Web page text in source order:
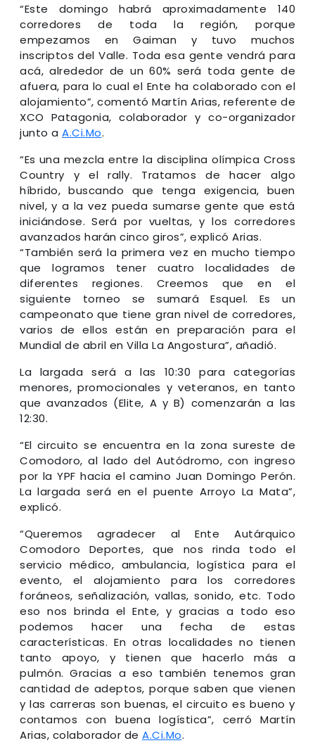
“Este domingo habrá aproximadamente 140
corredores de toda la región, porque
empezamos en Gaiman y tuvo muchos
inscriptos del Valle. Toda esa gente vendrá para
acá, alrededor de un 60% será toda gente de
afuera, para lo cual el Ente ha colaborado con el
alojamiento”, comentó Martín Arias, referente de
XCO Patagonia, colaborador y co-organizador
junto a A.Ci.Mo.
“Es una mezcla entre la disciplina olímpica Cross
Country y el rally. Tratamos de hacer algo
híbrido, buscando que tenga exigencia, buen
nivel, y a la vez pueda sumarse gente que está
iniciándose. Será por vueltas, y los corredores
avanzados harán cinco giros”, explicó Arias.
“También será la primera vez en mucho tiempo
que logramos tener cuatro localidades de
diferentes regiones. Creemos que en el
siguiente torneo se sumará Esquel. Es un
campeonato que tiene gran nivel de corredores,
varios de ellos están en preparación para el
Mundial de abril en Villa La Angostura”, añadió.
La largada será a las 10:30 para categorías
menores, promocionales y veteranos, en tanto
que avanzados (Elite, A y B) comenzarán a las
12:30.
“El circuito se encuentra en la zona sureste de
Comodoro, al lado del Autódromo, con ingreso
por la YPF hacia el camino Juan Domingo Perón.
La largada será en el puente Arroyo La Mata”,
explicó.
“Queremos agradecer al Ente Autárquico
Comodoro Deportes, que nos rinda todo el
servicio médico, ambulancia, logística para el
evento, el alojamiento para los corredores
foráneos, señalización, vallas, sonido, etc. Todo
eso nos brinda el Ente, y gracias a todo eso
podemos hacer una fecha de estas
características. En otras localidades no tienen
tanto apoyo, y tienen que hacerlo más a
pulmón. Gracias a eso también tenemos gran
cantidad de adeptos, porque saben que vienen
y las carreras son buenas, el circuito es bueno y
contamos con buena logística”, cerró Martín
Arias, colaborador de A.Ci.Mo.